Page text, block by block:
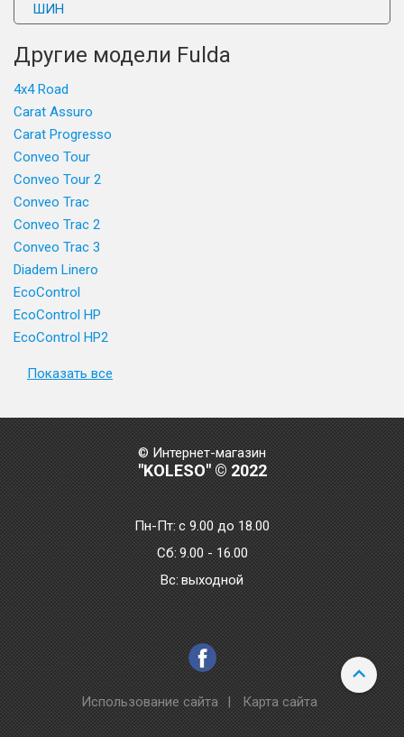
ШИН
Другие модели Fulda
4x4 Road
Carat Assuro
Carat Progresso
Conveo Tour
Conveo Tour 2
Conveo Trac
Conveo Trac 2
Conveo Trac 3
Diadem Linero
EcoControl
EcoControl HP
EcoControl HP2
Показать все
© Интернет-магазин
"KOLESO" © 2022
Пн-Пт:с 9.00 до 18.00
Сб: 9.00 - 16.00
Bc: выходной
Использование сайта | Карта сайта